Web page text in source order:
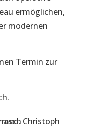
ermöglichen,
modernen
Termin zur